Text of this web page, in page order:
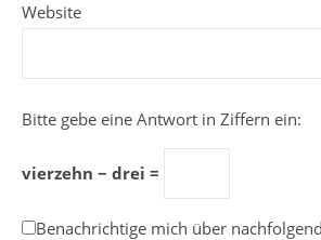
Website
Bitte gebe eine Antwort in Ziffern ein:
vierzehn − drei =
Benachrichtige mich über